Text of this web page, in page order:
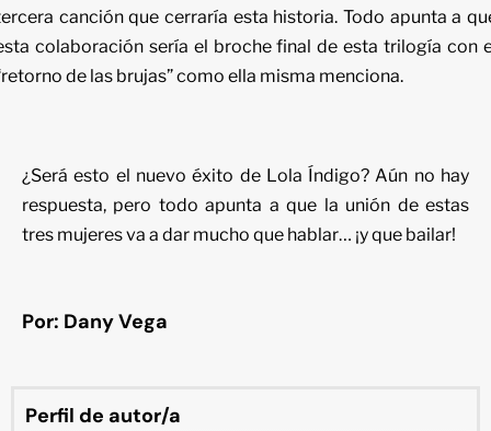
canción que cerraría esta historia. Todo apunta a
colaboración sería el broche final de esta trilogía con
de las brujas” como ella misma menciona.
¿Será esto el nuevo éxito de Lola Índigo? Aún no hay
respuesta, pero todo apunta a que la unión de estas
tres mujeres va a dar mucho que hablar… ¡y que bailar!
Por: Dany Vega
Perfil de autor/a